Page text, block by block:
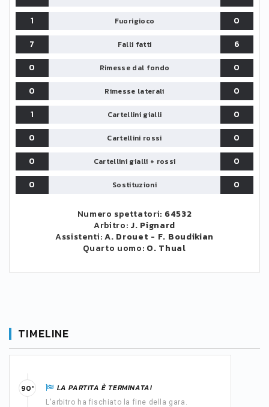
1
Fuorigioco
0
7
Falli fatti
6
0
Rimesse dal fondo
0
0
Rimesse laterali
0
1
Cartellini gialli
0
0
Cartellini rossi
0
0
Cartellini gialli + rossi
0
0
Sostituzioni 0
Numero spettatori: 64532
Arbitro: J. Pignard
Assistenti:A. Drouet - F. Boudikian
Quarto uomo: O. Thual
TIMELINE
LA PARTITA È TERMINATA!
L'arbitro ha fischiato la fine della gara.
90'